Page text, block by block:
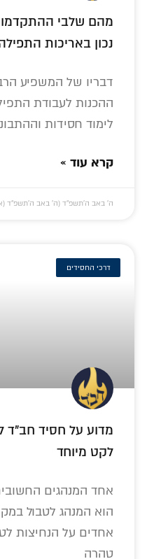
מהם שלבי
נכון באריכות
דבריו של המשפיע
ההכנות לעבודת
לימוד חסידות
קרא עוד »
ה׳ באב ה׳תשפ״ד (ה׳ באב ה׳תשפ״ד (אוגוסט
דרכי החסידים
מדוע על חסיד חב"ד
לקט מיוחד
אחד המנהגים
הוא המנהג לטבול
אחדים על הנחיצות
טהרה